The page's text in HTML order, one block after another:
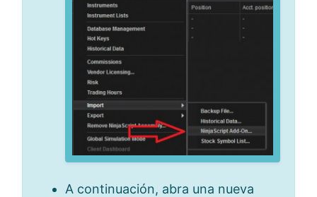
A continuación, abra una nueva